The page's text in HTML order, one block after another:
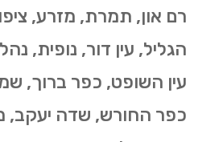
רם און, תמרת, מזרע,
הגליל, עין דור, נופית,
עין השופט, כפר ברוך,
כפר החורש, שדה יעקב,